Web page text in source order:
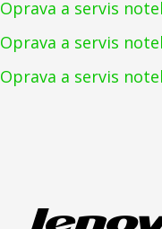
Oprava a servis
Oprava a servis
Oprava a servis